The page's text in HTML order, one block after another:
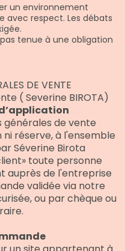
un environnement
avec respect. Les débats
pas tenue à une obligation
DE VENTE
( Severine BIROTA)
générales de vente
réserve, à l'ensemble
Séverine Birota
toute personne
auprès de l'entreprise
validée via notre
ou par chèque ou